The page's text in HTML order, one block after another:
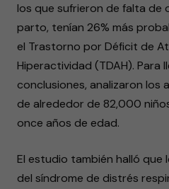
los que sufrieron de falta de
parto, tenían 26% más
el Trastorno por Déficit de
Hiperactividad (TDAH). Para
conclusiones, analizaron los
de alrededor de 82,000
once años de edad.
El estudio también halló que
del síndrome de distrés